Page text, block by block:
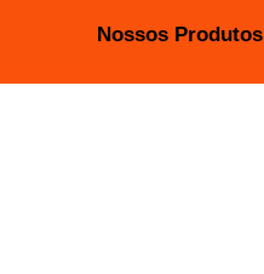
Nossos Produtos